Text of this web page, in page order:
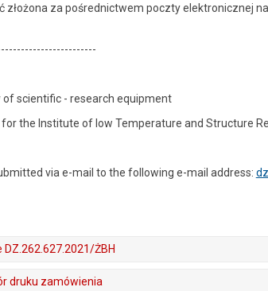
złożona za pośrednictwem poczty elektronicznej
scientific - research equipment
the Institute of low Temperature and Structure
via e-mail to the following e-mail address:
ŻBH
druku zamówienia